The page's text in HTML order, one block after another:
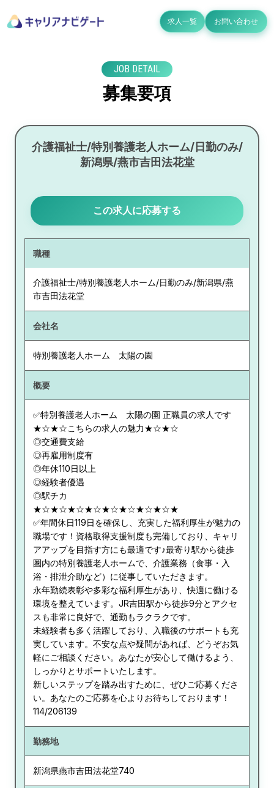
求人一覧 お問い合わせ
JOB DETAIL
募集要項
介護福祉士/特別養護老人ホーム/日勤のみ/
新潟県/燕市吉田法花堂
この求人に応募する
職種
介護福祉士/特別養護老人ホーム/日勤のみ/新潟県/燕
市吉田法花堂
会社名
特別養護老人ホーム 太陽の園
概要
✅特別養護老人ホーム 太陽の園 正職員の求人です
★☆★☆こちらの求人の魅力★☆★☆
◎交通費支給
◎再雇用制度有
◎年休110日以上
◎経験者優遇
◎駅チカ
★☆★☆★☆★☆★☆★☆★☆★☆★
✅年間休日119日を確保し、充実した福利厚生が魅力の
職場です！資格取得支援制度も完備しており、キャリ
アアップを目指す方にも最適です♪最寄り駅から徒歩
圏内の特別養護老人ホームで、介護業務（食事・入
浴・排泄介助など）に従事していただきます。
永年勤続表彰や多彩な福利厚生があり、快適に働ける
環境を整えています。JR吉田駅から徒歩9分とアクセ
スも非常に良好で、通勤もラクラクです。
未経験者も多く活躍しており、入職後のサポートも充
実しています。不安な点や疑問があれば、どうぞお気
軽にご相談ください。あなたが安心して働けるよう、
しっかりとサポートいたします。
新しいステップを踏み出すために、ぜひご応募くださ
い。あなたのご応募を心よりお待ちしております！
114/206139
勤務地
新潟県燕市吉田法花堂740